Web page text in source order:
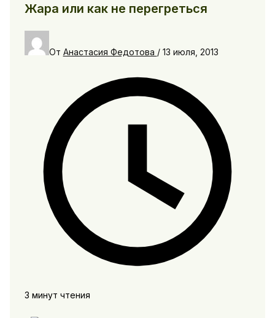
Жара или как не перегреться
От Анастасия Федотова / 13 июля, 2013
3 минут чтения